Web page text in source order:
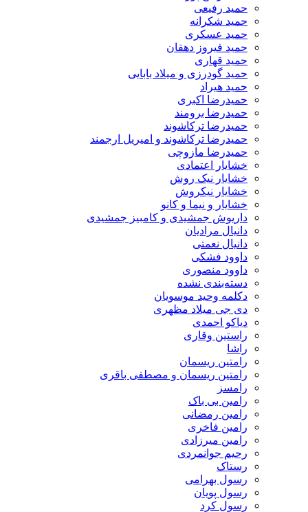
حمید رفیعی
حمید شکرانه
حمید عسکری
حمید فیروز دهقان
حمید قهاری
حمید گودرزی و میلاد بابایی
حمید هیراد
حمیدرضا اکبری
حمیدرضا برومند
حمیدرضا ترکاشوند
حمیدرضا ترکاشوند و امیریل ارجمند
حمیدرضا مازوچی
خشایار اعتمادی
خشایار نیک روش
خشایار نیکروش
خشایار و نیما و کانو
داریوش جمشیدی و کامبیز جمشیدی
دانیال مرادیان
دانیال نعمتی
داوود فشکی
داوود منصوری
دسته‌بندی نشده
دکلمه وحید موسویان
دی جی میلاد مظهری
دیاکو احمدی
راستین وقاری
راشا
رامتین ریسمان
رامتین ریسمان و مصطفی باقری
رامسز
رامین بی باک
رامین رمضانی
رامین فاخری
رامین میرزادی
رحیم جوانمردی
رستاک
رسول بهرامی
رسول پویان
رسول کرد